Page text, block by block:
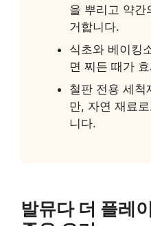
을 뿌리고 약간
거합니다.
식초와 베이킹
면 찌든 때가
철판 전용 세척
만, 자연 재료
니다.
발뮤다 더 플레